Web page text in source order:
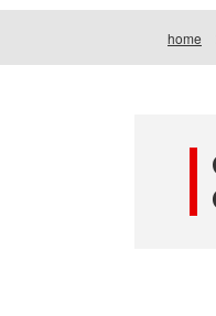
home